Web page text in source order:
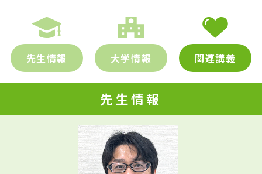
先生情報 大学情報 関連講義
先生情報